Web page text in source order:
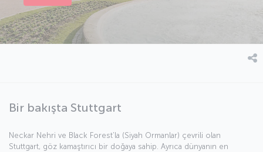
Bir bakışta Stuttgart
Neckar Nehri ve Black Forest’la (Siyah Ormanlar) çevrili olan
Stuttgart, göz kamaştırıcı bir doğaya sahip. Ayrıca dünyanın en